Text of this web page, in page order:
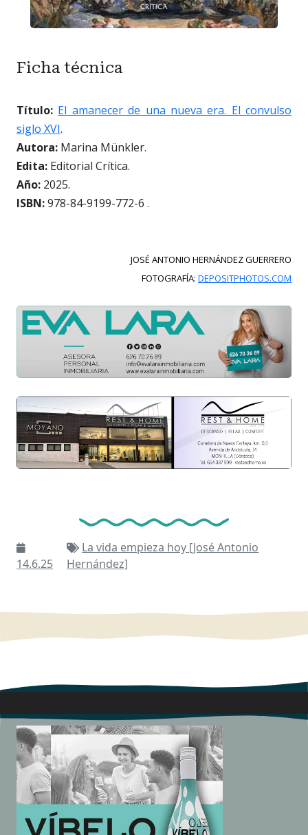
Ficha técnica
Título: El amanecer de una nueva era. El convulso
siglo XVI.
Autora: Marina Münkler.
Edita: Editorial Crítica.
Año: 2025.
ISBN:978-84-9199-772-6 .
JOSÉ ANTONIO HERNÁNDEZ GUERRERO
FOTOGRAFÍA: DEPOSITPHOTOS.COM
14.6.25
La vida empieza hoy [José Antonio
Hernández]